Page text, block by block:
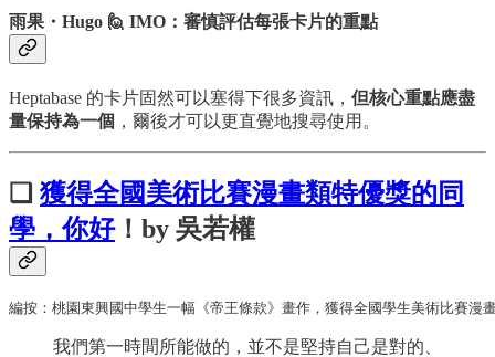
雨果・Hugo 🙋 IMO：審慎評估每張卡片的重點
Heptabase 的卡片固然可以塞得下很多資訊， 但核心重點應盡
量保持為一個 ，爾後才可以更直覺地搜尋使用。
❏ 獲得全國美術比賽漫畫類特優獎的同
學，你好！by 吳若權
編按：桃園東興國中學生一幅《帝王條款》畫作，獲得全國學生美術比賽
我們第一時間所能做的，並不是堅持自己是對的、